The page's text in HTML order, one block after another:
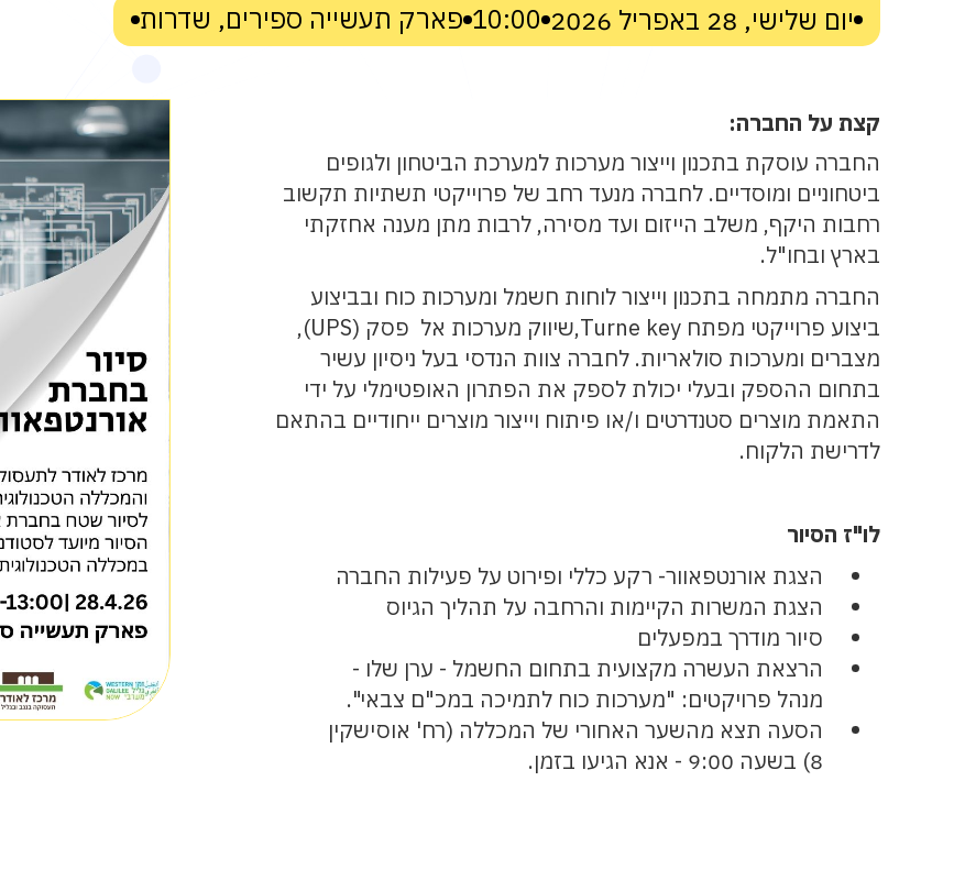
יום שלישי, 28 באפריל 2026 10:00 פארק תעשייה ספירים, שדרות
קצת על החברה:
החברה עוסקת בתכנון וייצור מערכות למערכת הביטחון ולגופים
ביטחוניים ומוסדיים. לחברה מנעד רחב של פרוייקטי תשתיות תקשוב
רחבות היקף, משלב הייזום ועד מסירה, לרבות מתן מענה אחזקתי
בארץ ובחו"ל.
החברה מתמחה בתכנון וייצור לוחות חשמל ומערכות כוח ובביצוע
ביצוע פרוייקטי מפתח Turne key,שיווק מערכות אל פסק (UPS),
מצברים ומערכות סולאריות. לחברה צוות הנדסי בעל ניסיון עשיר
בתחום ההספק ובעלי יכולת לספק את הפתרון האופטימלי על ידי
התאמת מוצרים סטנדרטים ו/או פיתוח וייצור מוצרים ייחודיים בהתאם
לדרישת הלקוח.
לו"ז הסיור
הצגת אורנטפאוור- רקע כללי ופירוט על פעילות החברה
הצגת המשרות הקיימות והרחבה על תהליך הגיוס
סיור מודרך במפעלים
הרצאת העשרה מקצועית בתחום החשמל - ערן שלו -
מנהל פרויקטים: "מערכות כוח לתמיכה במכ"ם צבאי".
הסעה תצא מהשער האחורי של המכללה (רח' אוסישקין
8) בשעה 9:00 - אנא הגיעו בזמן.